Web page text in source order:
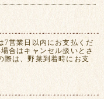
7営業日以内にお支払くだ
合はキャンセル扱いとさ
際は、野菜到着時にお支